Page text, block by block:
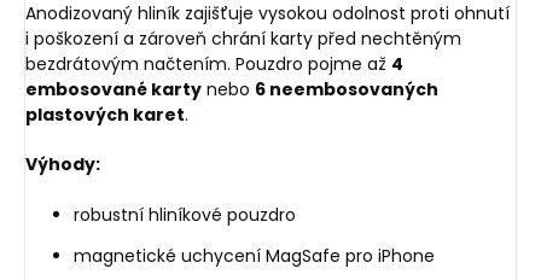
Anodizovaný hliník zajišťuje vysokou odolnost proti ohnutí
i poškození a zároveň chrání karty před nechtěným
bezdrátovým načtením. Pouzdro pojme až 4
embosované karty nebo 6 neembosovaných
plastových karet.
Výhody:
robustní hliníkové pouzdro
magnetické uchycení MagSafe pro iPhone